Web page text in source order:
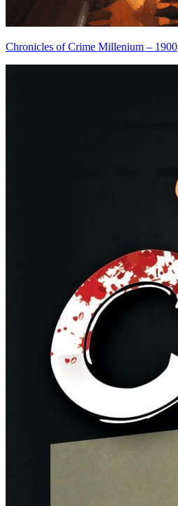
Chronicles of Crime Millenium – 1900